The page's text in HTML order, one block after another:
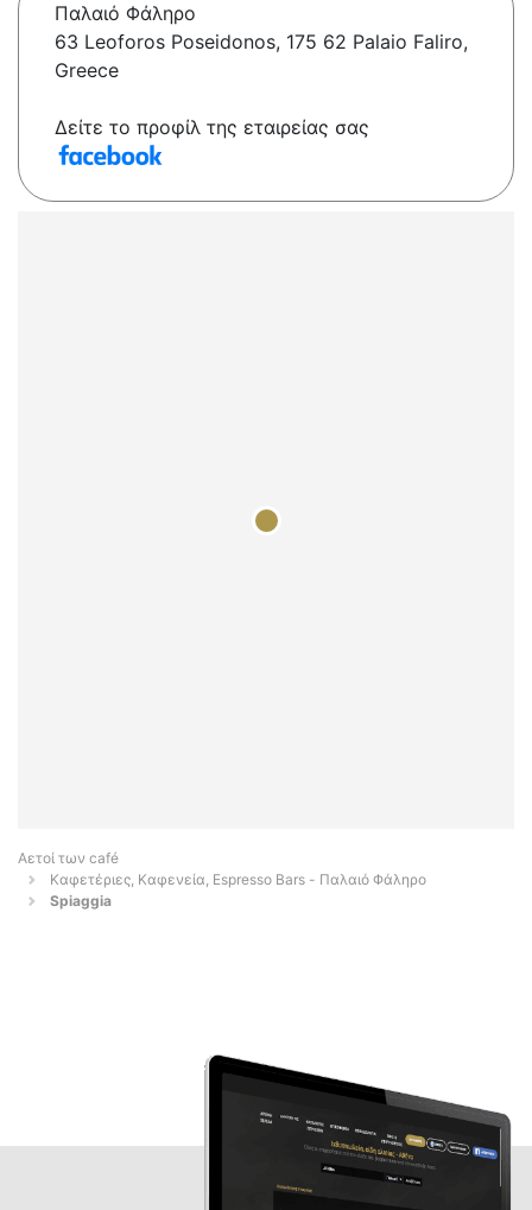
Παλαιό Φάληρο
63 Leoforos Poseidonos, 175 62 Palaio Faliro,
Greece
Δείτε το προφίλ της εταιρείας σας
Αετοί των café
Καφετέριες, Καφενεία, Espresso Bars - Παλαιό Φάληρο
Spiaggia